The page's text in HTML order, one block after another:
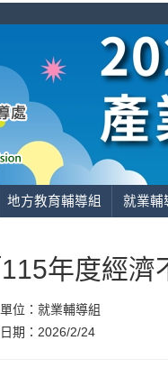
地方教育輔導組 就業輔
115年度經
位： 就業輔導組
期： 2026/2/24